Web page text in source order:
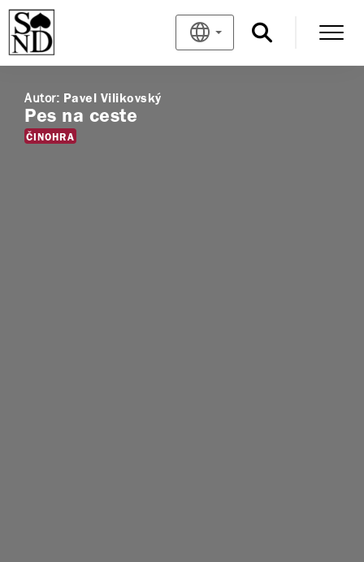
Autor: Pavel Vilikovský
Pes na ceste
ČINOHRA